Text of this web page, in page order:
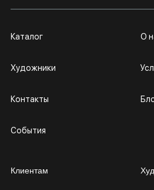
Каталог
Художники
Контакты
События
О
Клиентам